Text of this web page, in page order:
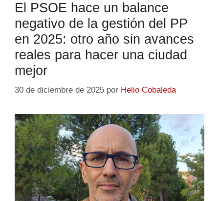
El PSOE hace un balance
negativo de la gestión del PP
en 2025: otro año sin avances
reales para hacer una ciudad
mejor
30 de diciembre de 2025 por Helio Cobaleda